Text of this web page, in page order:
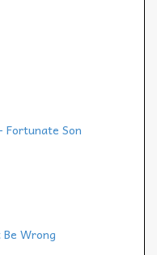
Fortunate Son
Wrong